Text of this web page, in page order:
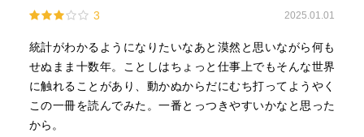
3 2025.01.01
統計がわかるようになりたいなあと漠然と思いながら何も
せぬまま十数年。ことしはちょっと仕事上でもそんな世界
に触れることがあり、動かぬからだにむち打ってようやく
この一冊を読んでみた。一番とっつきやすいかなと思った
から。